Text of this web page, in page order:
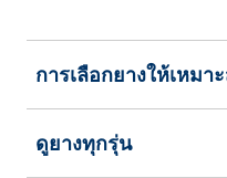
การเลือกยางให้เหมา
ดูยางทุกรุ่น